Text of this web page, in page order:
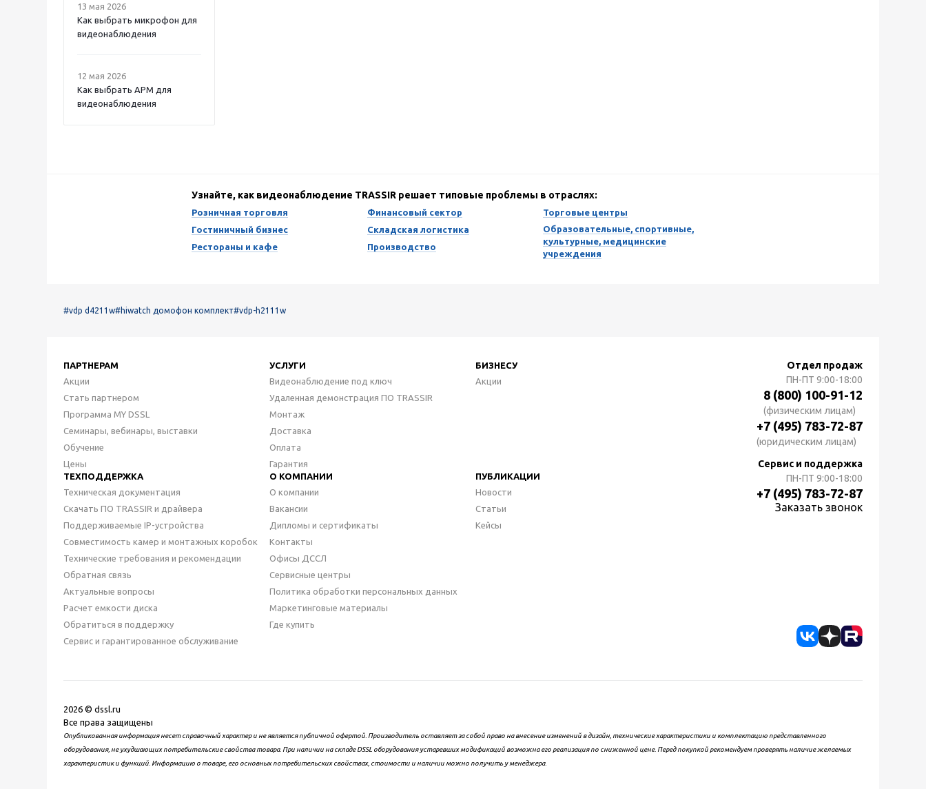
13 мая 2026
Как выбрать микрофон для
видеонаблюдения
12 мая 2026
Как выбрать APM для
видеонаблюдения
Узнайте, как видеонаблюдение TRASSIR решает типовые проблемы в отраслях:
Розничная торговля
Гостиничный бизнес
Рестораны и кафе
Финансовый сектор
Складская логистика
Производство
Торговые центры
Образовательные, спортивные,
культурные, медицинские
учреждения
#vdp d4211w#hiwatch домофон комплект#vdp-h2111w
ПАРТНЕРАМ
Акции
Стать партнером
Программа MY DSSL
Семинары, вебинары, выставки
Обучение
Цены
УСЛУГИ
Видеонаблюдение под ключ
Удаленная демонстрация ПО TRASSIR
Монтаж
Доставка
Оплата
Гарантия
БИЗНЕСУ
Акции
ТЕХПОДДЕРЖКА
Техническая документация
Скачать ПО TRASSIR и драйвера
Поддерживаемые IP-устройства
Совместимость камер и монтажных коробок
Технические требования и рекомендации
Обратная связь
Актуальные вопросы
Расчет емкости диска
Обратиться в поддержку
Сервис и гарантированное обслуживание
О КОМПАНИИ
О компании
Вакансии
Дипломы и сертификаты
Контакты
Офисы ДССЛ
Сервисные центры
Политика обработки персональных данных
Маркетинговые материалы
Где купить
ПУБЛИКАЦИИ
Новости
Статьи
Кейсы
Отдел продаж
ПН-ПТ 9:00-18:00
8 (800) 100-91-12
(физическим лицам)
+7 (495) 783-72-87
(юридическим лицам)
Сервис и поддержка
ПН-ПТ 9:00-18:00
+7 (495) 783-72-87
Заказать звонок
2026 © dssl.ru
Все права защищены
Опубликованная информация несет справочный характер и не является публичной офертой. Производитель оставляет за собой право на внесение изменений в дизайн, технические характеристики и комплектацию представленного
оборудования, не ухудшающих потребительские свойства товара. При наличии на складе DSSL оборудования устаревших модификаций возможна его реализация по сниженной цене. Перед покупкой рекомендуем проверять наличие желаемых
характеристик и функций. Информацию о товаре, его основных потребительских свойствах, стоимости и наличии можно получить у менеджера.